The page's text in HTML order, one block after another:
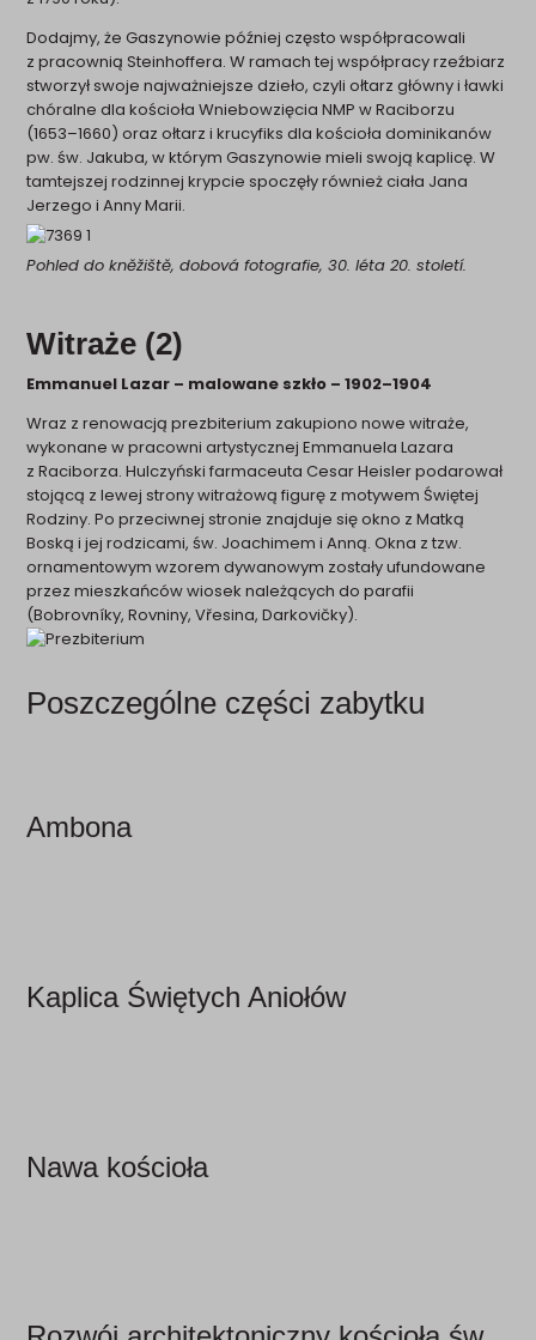
Dodajmy, że Gaszynowie później często współpracowali
z pracownią Steinhoffera. W ramach tej współpracy rzeźbiarz
stworzył swoje najważniejsze dzieło, czyli ołtarz główny i ławki
chóralne dla kościoła Wniebowzięcia NMP w Raciborzu
(1653–1660) oraz ołtarz i krucyfiks dla kościoła dominikanów
pw. św. Jakuba, w którym Gaszynowie mieli swoją kaplicę. W
tamtejszej rodzinnej krypcie spoczęły również ciała Jana
Jerzego i Anny Marii.
Pohled do kněžiště, dobová fotografie, 30. léta 20. století.
Witraże (2)
Emmanuel Lazar – malowane szkło – 1902–1904
Wraz z renowacją prezbiterium zakupiono nowe witraże,
wykonane w pracowni artystycznej Emmanuela Lazara
z Raciborza. Hulczyński farmaceuta Cesar Heisler podarował
stojącą z lewej strony witrażową figurę z motywem Świętej
Rodziny. Po przeciwnej stronie znajduje się okno z Matką
Boską i jej rodzicami, św. Joachimem i Anną. Okna z tzw.
ornamentowym wzorem dywanowym zostały ufundowane
przez mieszkańców wiosek należących do parafii
(Bobrovníky, Rovniny, Vřesina, Darkovičky).
Poszczególne części zabytku
Ambona
Kaplica Świętych Aniołów
Nawa kościoła